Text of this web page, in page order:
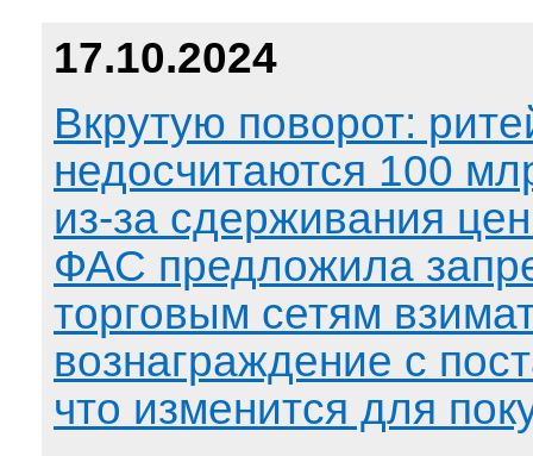
17.10.2024
Вкрутую поворот:
недосчитаются 100
из-за сдерживания
ФАС предложила
торговым сетям
вознаграждение с
что изменится для